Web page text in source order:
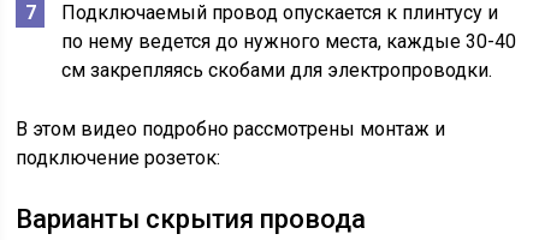
Подключаемый провод опускается к плинтусу и
по нему ведется до нужного места, каждые 30-40
см закрепляясь скобами для электропроводки.
В этом видео подробно рассмотрены монтаж и
подключение розеток:
Варианты скрытия провода